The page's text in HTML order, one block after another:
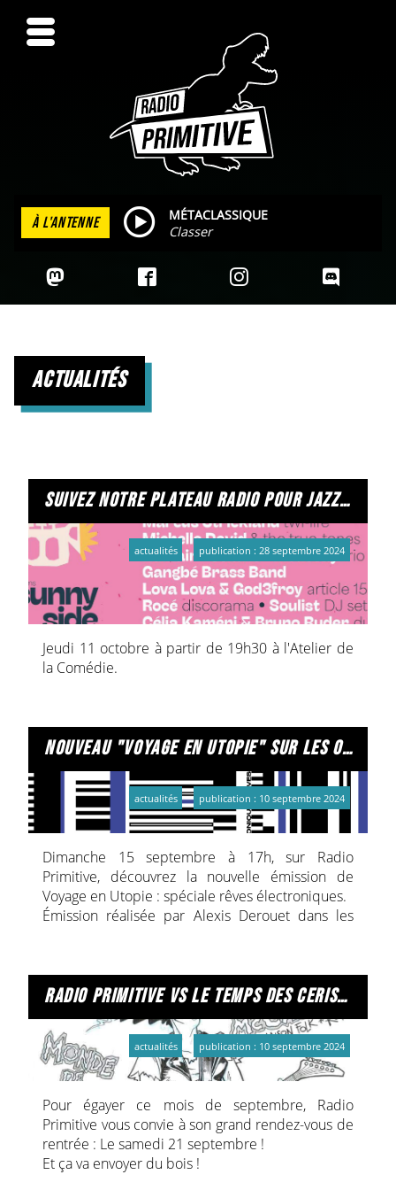
À L'ANTENNE
MÉTACLASSIQUE
Classer
actualités
suivez notre plateau radio pour jazz x noise
actualités publication : 28 septembre 2024
Jeudi 11 octobre à partir de 19h30 à l'Atelier de
la Comédie.
nouveau "voyage en utopie" sur les ondes de radio primitive !
actualités publication : 10 septembre 2024
Dimanche 15 septembre à 17h, sur Radio
Primitive, découvrez la nouvelle émission de
Voyage en Utopie : spéciale rêves électroniques.
Émission réalisée par Alexis Derouet dans les
28 septembre, vous pourrez écouter également
cette émission à travers une borne d’écoute mise
Un avant-goût des concerts live à venir !
Entrée libre.
Médiathèque Jean Falala
2 rue des Fuseliers, 51100 Reims
Infos sur Rêves électroniques auprès de Césaré :
radio primitive vs le temps des cerises, épisode 2.
actualités publication : 10 septembre 2024
Pour égayer ce mois de septembre, Radio
Primitive vous convie à son grand rendez-vous de
rentrée : Le samedi 21 septembre !
Et ça va envoyer du bois !